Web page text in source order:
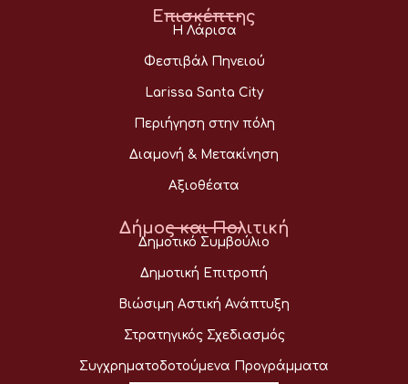
Επισκέπτης
Η Λάρισα
Φεστιβάλ Πηνειού
Larissa Santa City
Περιήγηση στην πόλη
Διαμονή & Μετακίνηση
Αξιοθέατα
Δήμος και Πολιτική
Δημοτικό Συμβούλιο
Δημοτική Επιτροπή
Βιώσιμη Αστική Ανάπτυξη
Στρατηγικός Σχεδιασμός
Συγχρηματοδοτούμενα Προγράμματα